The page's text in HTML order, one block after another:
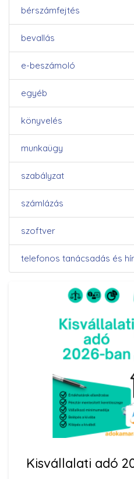
bérszámfejtés
bevallás
e-beszámoló
egyéb
könyvelés
munkaügy
szabályzat
számlázás
szoftver
telefonos tanácsadás és
Kisvállalati adó